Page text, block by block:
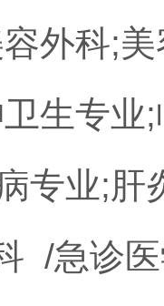
外科;
生专业
专业;肝
/急诊